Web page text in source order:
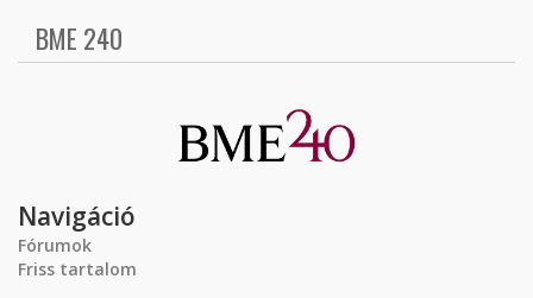
BME 240
Navigáció
Fórumok
Friss tartalom